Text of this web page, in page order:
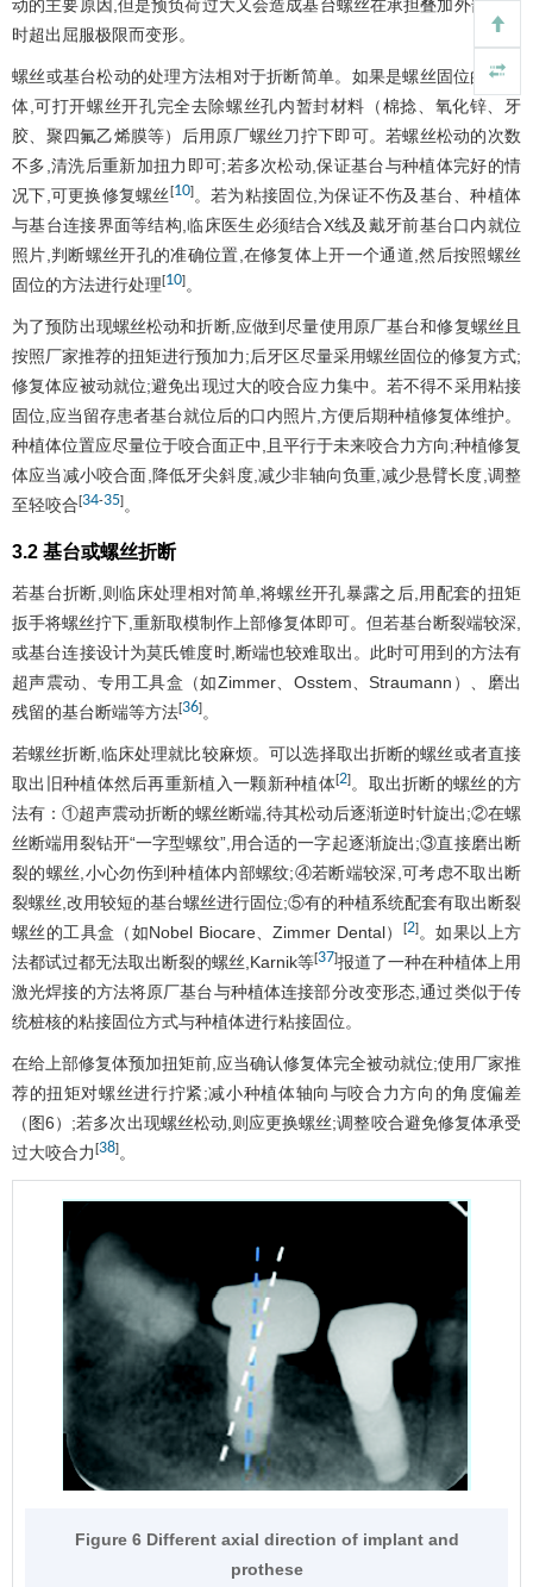
动的主要原因,但是预负荷过大又会造成基台螺丝在承担叠加外部负荷
时超出屈服极限而变形。
螺丝或基台松动的处理方法相对于折断简单。如果是螺丝固位的修复
体,可打开螺丝开孔完全去除螺丝孔内暂封材料（棉捻、氧化锌、牙
胶、聚四氟乙烯膜等）后用原厂螺丝刀拧下即可。若螺丝松动的次数
不多,清洗后重新加扭力即可;若多次松动,保证基台与种植体完好的情
况下,可更换修复螺丝[10]。若为粘接固位,为保证不伤及基台、种植体
与基台连接界面等结构,临床医生必须结合X线及戴牙前基台口内就位
照片,判断螺丝开孔的准确位置,在修复体上开一个通道,然后按照螺丝
固位的方法进行处理[10]。
为了预防出现螺丝松动和折断,应做到尽量使用原厂基台和修复螺丝且
按照厂家推荐的扭矩进行预加力;后牙区尽量采用螺丝固位的修复方式;
修复体应被动就位;避免出现过大的咬合应力集中。若不得不采用粘接
固位,应当留存患者基台就位后的口内照片,方便后期种植修复体维护。
种植体位置应尽量位于咬合面正中,且平行于未来咬合力方向;种植修复
体应当减小咬合面,降低牙尖斜度,减少非轴向负重,减少悬臂长度,调整
至轻咬合[34-35]。
3.2 基台或螺丝折断
若基台折断,则临床处理相对简单,将螺丝开孔暴露之后,用配套的扭矩
扳手将螺丝拧下,重新取模制作上部修复体即可。但若基台断裂端较深,
或基台连接设计为莫氏锥度时,断端也较难取出。此时可用到的方法有
超声震动、专用工具盒（如Zimmer、Osstem、Straumann）、磨出
残留的基台断端等方法[36]。
若螺丝折断,临床处理就比较麻烦。可以选择取出折断的螺丝或者直接
取出旧种植体然后再重新植入一颗新种植体[2]。取出折断的螺丝的方
法有：①超声震动折断的螺丝断端,待其松动后逐渐逆时针旋出;②在螺
丝断端用裂钻开“一字型螺纹”,用合适的一字起逐渐旋出;③直接磨出断
裂的螺丝,小心勿伤到种植体内部螺纹;④若断端较深,可考虑不取出断
裂螺丝,改用较短的基台螺丝进行固位;⑤有的种植系统配套有取出断裂
螺丝的工具盒（如Nobel Biocare、Zimmer Dental）
[2]。如果以上方
法都试过都无法取出断裂的螺丝,Karnik等[37]报道了一种在种植体上用
激光焊接的方法将原厂基台与种植体连接部分改变形态,通过类似于传
统桩核的粘接固位方式与种植体进行粘接固位。
在给上部修复体预加扭矩前,应当确认修复体完全被动就位;使用厂家推
荐的扭矩对螺丝进行拧紧;减小种植体轴向与咬合力方向的角度偏差
（ 图6）;若多次出现螺丝松动,则应更换螺丝;调整咬合避免修复体承受
过大咬合力[38]。
Figure 6 Different axial direction of implant and
prothese